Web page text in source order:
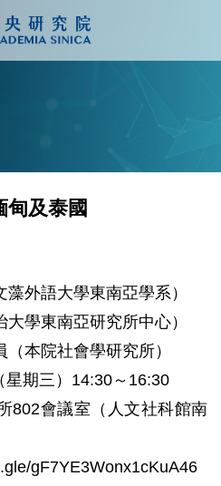
甸及泰國
外語大學東南亞學系）
學東南亞研究所中心）
本院社會學研究所）
期三）14:30～16:30
802會議室（人文社科館南
gF7YE3Wonx1cKuA46